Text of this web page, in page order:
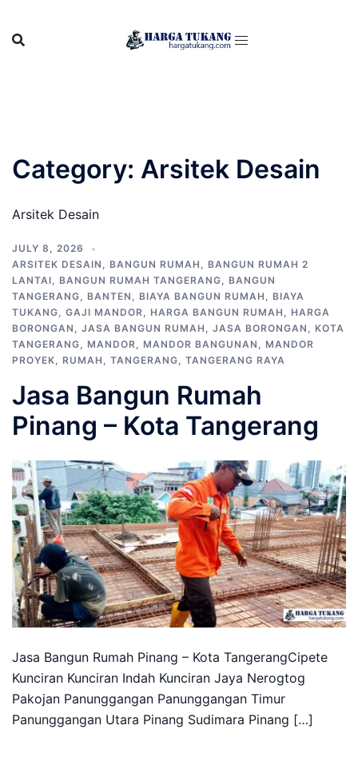
content
Category: Arsitek Desain
Arsitek Desain
JULY 8, 2026
ARSITEK DESAIN , BANGUN RUMAH , BANGUN RUMAH 2
LANTAI, BANGUN RUMAH TANGERANG, BANGUN
TANGERANG, BANTEN , BIAYA BANGUN RUMAH , BIAYA
TUKANG, GAJI MANDOR, HARGA BANGUN RUMAH , HARGA
BORONGAN , JASA BANGUN RUMAH , JASA BORONGAN , KOTA
TANGERANG, MANDOR, MANDOR BANGUNAN , MANDOR
PROYEK, RUMAH , TANGERANG, TANGERANG RAYA
Jasa Bangun Rumah
Pinang – Kota Tangerang
Jasa Bangun Rumah Pinang – Kota TangerangCipete
Kunciran Kunciran Indah Kunciran Jaya Nerogtog
Pakojan Panunggangan Panunggangan Timur
Panunggangan Utara Pinang Sudimara Pinang […]